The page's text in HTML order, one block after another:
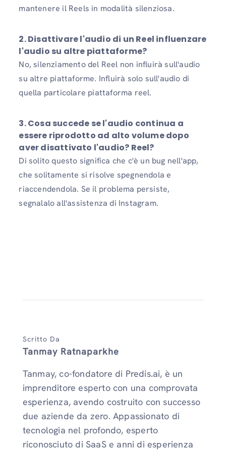
mantenere il Reels in modalità silenziosa.
2. Disattivare l'audio di un Reel influenzare
l'audio su altre piattaforme?
No, silenziamento del Reel non influirà sull'audio
su altre piattaforme. Influirà solo sull'audio di
quella particolare piattaforma reel.
3. Cosa succede se l'audio continua a
essere riprodotto ad alto volume dopo
aver disattivato l'audio? Reel?
Di solito questo significa che c'è un bug nell'app,
che solitamente si risolve spegnendola e
riaccendendola. Se il problema persiste,
segnalalo all'assistenza di Instagram.
Scritto Da
Tanmay Ratnaparkhe
Tanmay, co-fondatore di Predis.ai, è un
imprenditore esperto con una comprovata
esperienza, avendo costruito con successo
due aziende da zero. Appassionato di
tecnologia nel profondo, esperto
riconosciuto di SaaS e anni di esperienza